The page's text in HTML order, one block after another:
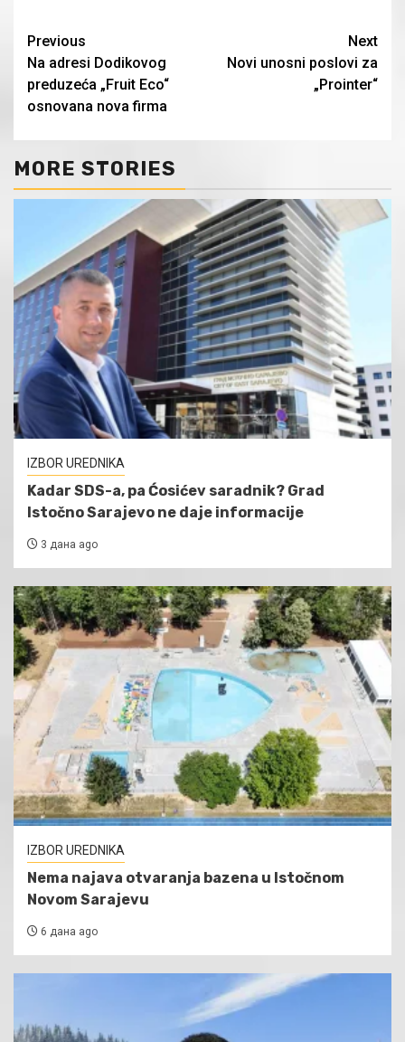
Continue
Reading
Previous
Na adresi Dodikovog
preduzeća „Fruit Eco“
osnovana nova firma
Next
Novi unosni poslovi za
„Prointer“
MORE STORIES
IZBOR UREDNIKA
Kadar SDS-a, pa Ćosićev saradnik? Grad
Istočno Sarajevo ne daje informacije
3 дана ago
IZBOR UREDNIKA
Nema najava otvaranja bazena u Istočnom
Novom Sarajevu
6 дана ago